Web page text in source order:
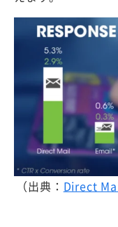
（出典： Direct